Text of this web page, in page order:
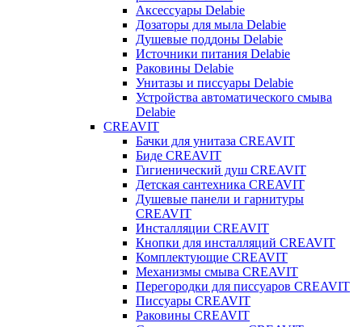
Аксессуары Delabie
Дозаторы для мыла Delabie
Душевые поддоны Delabie
Источники питания Delabie
Раковины Delabie
Унитазы и писсуары Delabie
Устройства автоматического смыва
Delabie
CREAVIT
Бачки для унитаза CREAVIT
Биде CREAVIT
Гигиенический душ CREAVIT
Детская сантехника CREAVIT
Душевые панели и гарнитуры
CREAVIT
Инсталляции CREAVIT
Кнопки для инсталляций CREAVIT
Комплектующие CREAVIT
Механизмы смыва CREAVIT
Перегородки для писсуаров CREAVIT
Писсуары CREAVIT
Раковины CREAVIT